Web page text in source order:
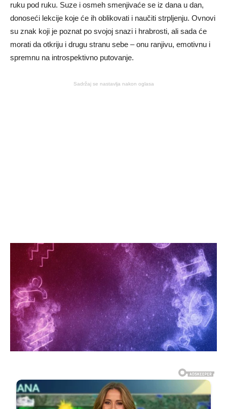
ruku pod ruku. Suze i osmeh smenjivaće se iz dana u dan,
donoseći lekcije koje će ih oblikovati i naučiti strpljenju. Ovnovi
su znak koji je poznat po svojoj snazi i hrabrosti, ali sada će
morati da otkriju i drugu stranu sebe – onu ranjivu, emotivnu i
spremnu na introspektivno putovanje.
Sadržaj se nastavlja nakon oglasa